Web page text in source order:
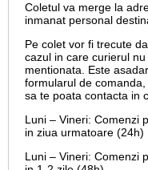
Coletul va merge la
inmanat personal
Pe colet vor fi trecute
cazul in care curierul
mentionata. Este
formularul de
sa te poata contacta in
Luni – Vineri: Comenzi
in ziua urmatoare (24h)
Luni – Vineri: Comenzi